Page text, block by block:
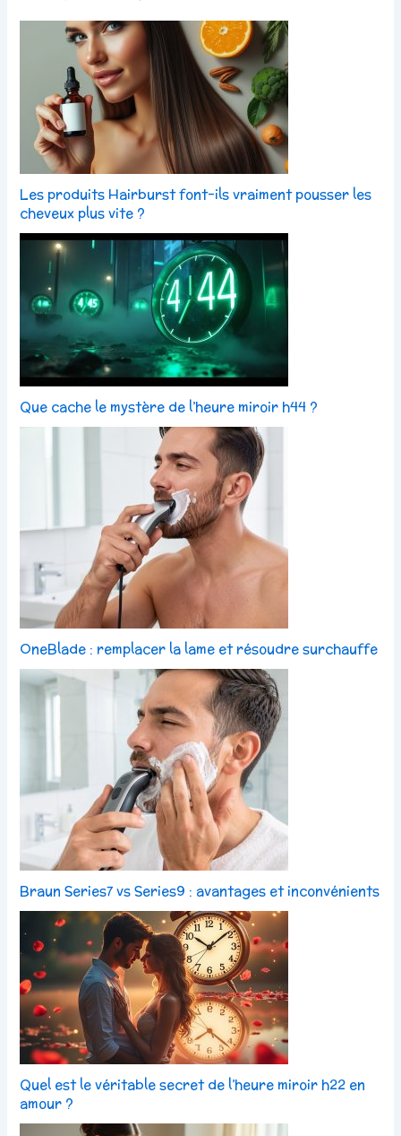
Les produits Hairburst font-ils vraiment pousser les
cheveux plus vite ?
Que cache le mystère de l’heure miroir h44 ?
OneBlade : remplacer la lame et résoudre surchauffe
Braun Series7 vs Series9 : avantages et inconvénients
Quel est le véritable secret de l’heure miroir h22 en
amour ?